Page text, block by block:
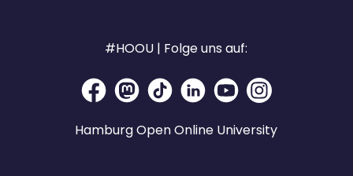
#HOOU | Folge uns auf:
Hamburg Open Online University